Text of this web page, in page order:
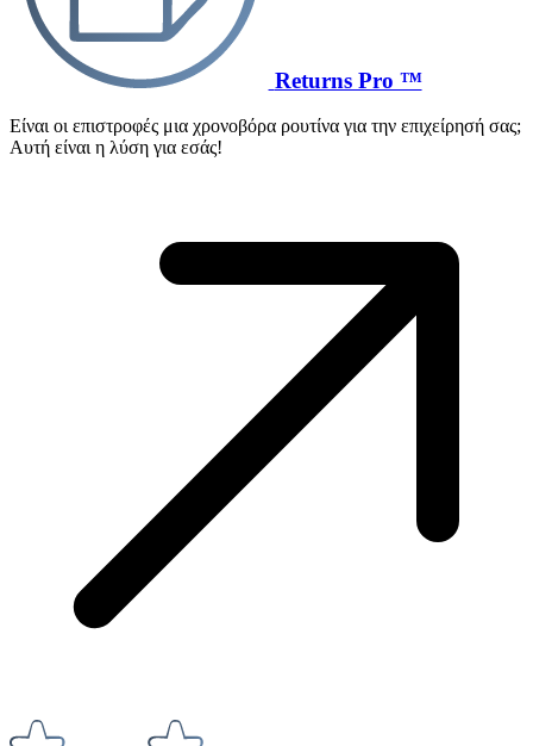
Returns Pro ™
Είναι οι επιστροφές μια χρονοβόρα ρουτίνα για την επιχείρησή σας;
Αυτή είναι η λύση για εσάς!